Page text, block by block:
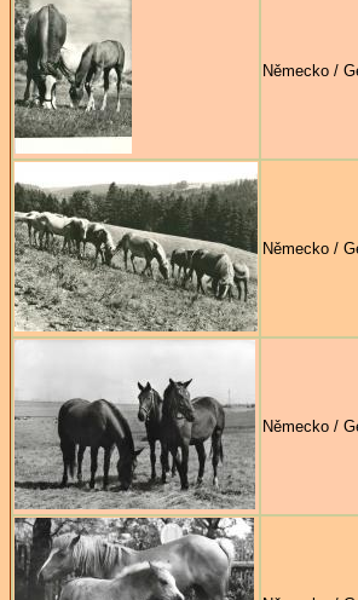
Německo /
Německo /
Německo /